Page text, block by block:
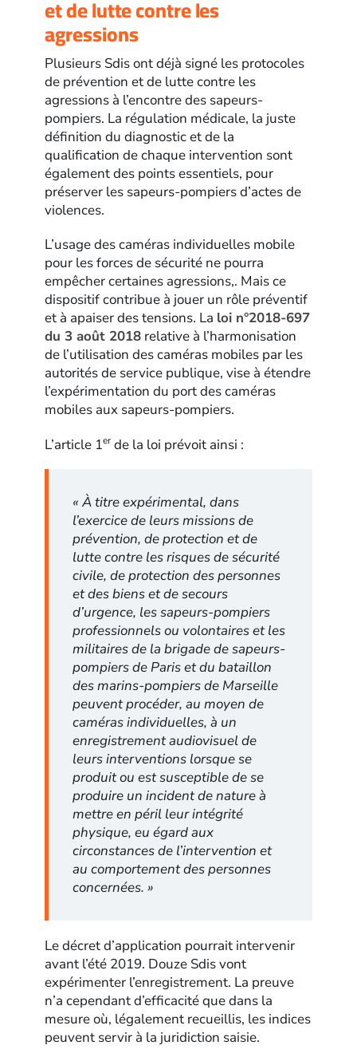
et de lutte contre les
agressions
Plusieurs Sdis ont déjà signé les protocoles
de prévention et de lutte contre les
agressions à l’encontre des sapeurs-
pompiers. La régulation médicale, la juste
définition du diagnostic et de la
qualification de chaque intervention sont
également des points essentiels, pour
préserver les sapeurs-pompiers d’actes de
violences.
L’usage des caméras individuelles mobile
pour les forces de sécurité ne pourra
empêcher certaines agressions,. Mais ce
dispositif contribue à jouer un rôle préventif
et à apaiser des tensions. La loi n°2018-697
du 3 août 2018 relative à l’harmonisation
de l’utilisation des caméras mobiles par les
autorités de service publique, vise à étendre
l’expérimentation du port des caméras
mobiles aux sapeurs-pompiers.
L’article 1er de la loi prévoit ainsi :
« À titre expérimental, dans
l’exercice de leurs missions de
prévention, de protection et de
lutte contre les risques de sécurité
civile, de protection des personnes
et des biens et de secours
d’urgence, les sapeurs-pompiers
professionnels ou volontaires et les
militaires de la brigade de sapeurs-
pompiers de Paris et du bataillon
des marins-pompiers de Marseille
peuvent procéder, au moyen de
caméras individuelles, à un
enregistrement audiovisuel de
leurs interventions lorsque se
produit ou est susceptible de se
produire un incident de nature à
mettre en péril leur intégrité
physique, eu égard aux
circonstances de l’intervention et
au comportement des personnes
concernées. »
Le décret d’application pourrait intervenir
avant l’été 2019. Douze Sdis vont
expérimenter l’enregistrement. La preuve
n’a cependant d’efficacité que dans la
mesure où, légalement recueillis, les indices
peuvent servir à la juridiction saisie.